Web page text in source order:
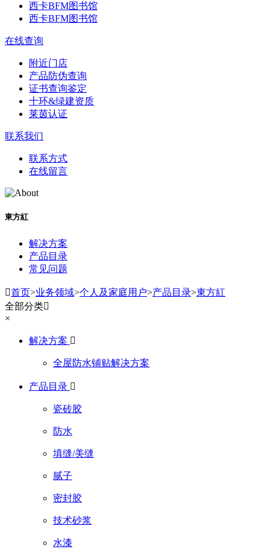
西卡BFM图书馆
西卡BFM图书馆
在线查询
附近门店
产品防伪查询
证书查询鉴定
十环&绿建资质
莱茵认证
联系我们
联系方式
在线留言
東方紅
解决方案
产品目录
常见问题
首页>业务领域>个人及家庭用户>产品目录>東方紅
全部分类
×
解决方案 
全屋防水铺贴解决方案
产品目录 
瓷砖胶
防水
填缝/美缝
腻子
密封胶
技术砂浆
水漆